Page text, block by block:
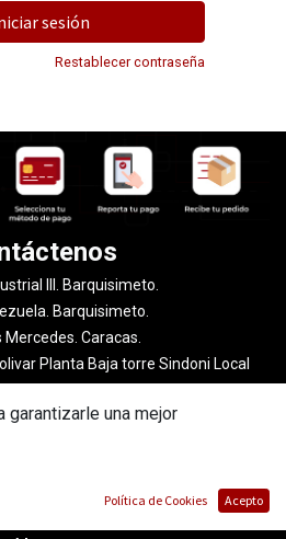
sesión
Restablecer contraseña
III. Barquisimeto.
Barquisimeto.
Mercedes. Caracas.
Planta Baja torre Sindoni Local
PB20
522.10.73una mejor
Política de Cookies Acepto